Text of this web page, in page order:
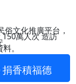
文化推廣平台，
。
150萬人次造訪
。
捐香積福德